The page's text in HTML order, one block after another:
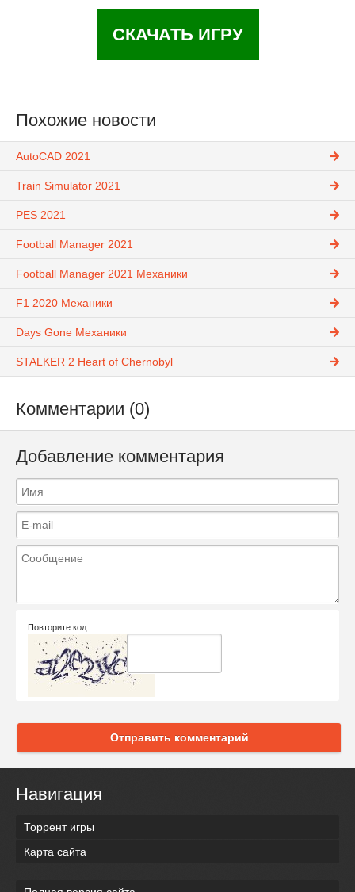
СКАЧАТЬ ИГРУ
Похожие новости
AutoCAD 2021
Train Simulator 2021
PES 2021
Football Manager 2021
Football Manager 2021 Механики
F1 2020 Механики
Days Gone Механики
STALKER 2 Heart of Chernobyl
Комментарии (0)
Добавление комментария
Повторите код:
Отправить комментарий
Навигация
Торрент игры
Карта сайта